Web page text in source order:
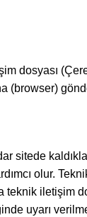
dosyası
(browser)
sitede
olur.
teknik iletişim
uyarı